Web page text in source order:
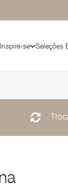
Inspire-se Seleções